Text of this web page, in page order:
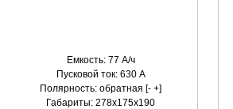
Емкость: 77 А/ч
Пусковой ток: 630 А
Полярность: обратная [- +]
Габариты: 278x175x190